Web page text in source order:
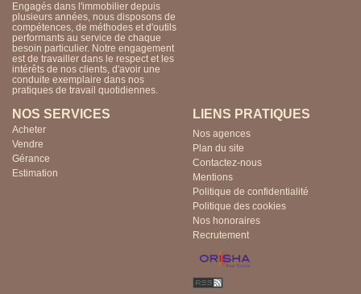
Engagés dans l'immobilier depuis
plusieurs années, nous disposons de
compétences, de méthodes et d'outils
performants au service de chaque
besoin particulier. Notre engagement
est de travailler dans le respect et les
intérêts de nos clients, d'avoir une
conduite exemplaire dans nos
pratiques de travail quotidiennes.
NOS SERVICES
Acheter
Vendre
Gérance
Estimation
LIENS PRATIQUES
Nos agences
Plan du site
Contactez-nous
Mentions
Politique de confidentialité
Politique des cookies
Nos honoraires
Recrutement